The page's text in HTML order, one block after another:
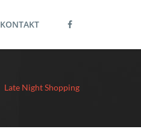
KONTAKT
Late Night Shopping